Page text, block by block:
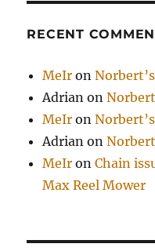
RECENT
MeIr on
Adrian on
MeIr on
Adrian on
MeIr onChain
Max Reel Mower